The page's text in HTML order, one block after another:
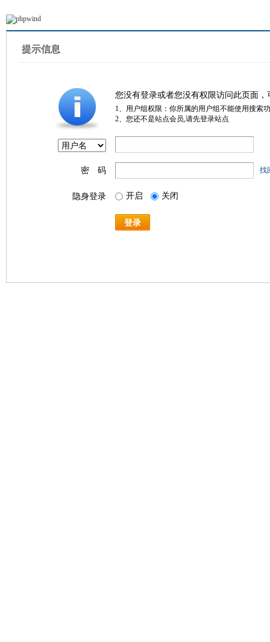
提示信息
您没有登录或者您没有权限访问此页面
1、用户组权限：你所属的用户组不能使用搜索
2、您还不是站点会员,请先登录站点
密 码 找
隐身登录 开启 关闭
登录